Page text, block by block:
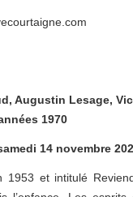
Augustin Lesage,
1970
14 novembre
1953 et intitulé